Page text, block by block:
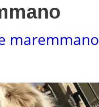
maremmano